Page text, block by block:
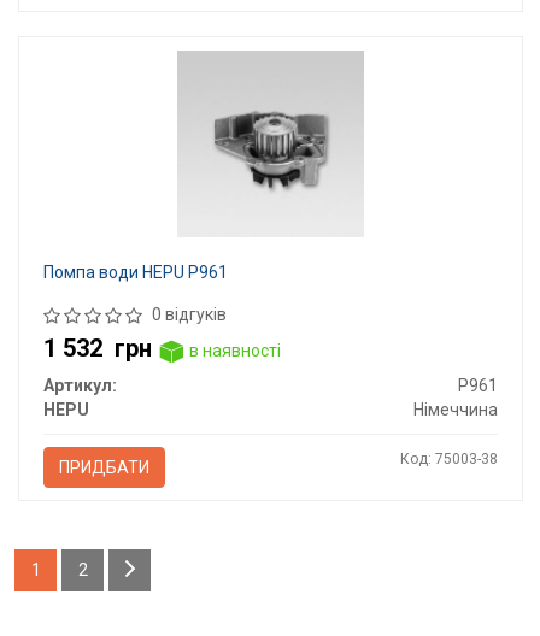
Помпа води HEPU P961
0 відгуків
1 532 грн
в наявності
Артикул:
P961
HEPU
Німеччина
ПРИДБАТИ Код: 75003-38
1 2